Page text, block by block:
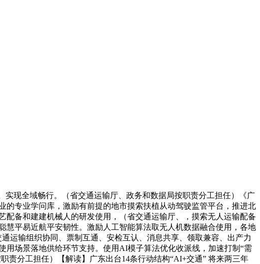
现全域畅行。（省交通运输厅、政务和数据局按职责分工担任）《广
专业学问库，激励有前提的地市摸索扶植从动驾驶监管平台，推进北
备和建建机械人的研发使用，（省交通运输厅、，摸索无人运输配备
平易近航平安韧性。激励人工智能算法取无人机数据融合使用，各地
运输组织协同、票制互通、安检互认、消息共享、领取兼容、出产力
场景落地供给环节支持。使用AI模子算法优化收派线，加速打制“需
责分工担任）【解读】广东出台14条行动结构“AI+交通” 将来两三年